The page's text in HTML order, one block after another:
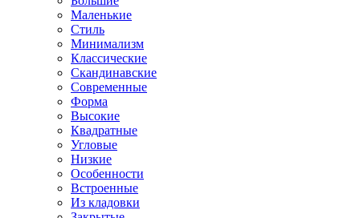
Маленькие
Стиль
Минимализм
Классические
Скандинавские
Современные
Форма
Высокие
Квадратные
Угловые
Низкие
Особенности
Встроенные
Из кладовки